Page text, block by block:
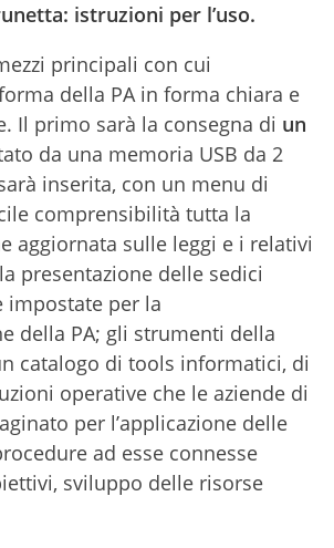
istruzioni per l’uso.
principali con cui
della PA in forma chiara e
Il primo sarà la consegna di un
da una memoria USB da 2
inserita, con un menu di
comprensibilità tutta la
aggiornata sulle leggi e i relativi
presentazione delle sedici
impostate per la
della PA; gli strumenti della
catalogo di tools informatici, di
operative che le aziende di
per l’applicazione delle
ad esse connesse
sviluppo delle risorse